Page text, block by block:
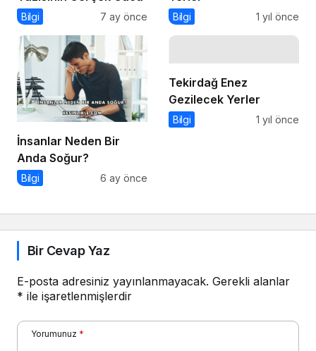
Bilgi 7 ay önce Bilgi 1 yıl önce
İnsanlar Neden Bir
Anda Soğur?
Bilgi 6 ay önce
Tekirdağ Enez
Gezilecek Yerler
Bilgi 1 yıl önce
Bir Cevap Yaz
E-posta adresiniz yayınlanmayacak. Gerekli alanlar
* ile işaretlenmişlerdir
Yorumunuz *